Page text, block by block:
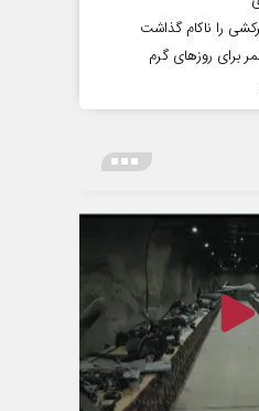
را ناکام گذاشت
برای روز‌های گرم